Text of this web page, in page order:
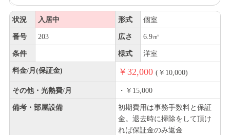
状況 入居中 形式 個室
番号 203 広さ 6.9㎡
条件 様式 洋室
料金/月(保証金) ￥32,000 (￥10,000)
その他・光熱費/月 ・￥15,000
備考・部屋設備
初期費用は事務手数料と保証
金。退去時に掃除をして頂け
れば保証金のみ返金